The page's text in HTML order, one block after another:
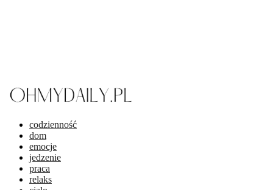
codzienność
dom
emocje
jedzenie
praca
relaks